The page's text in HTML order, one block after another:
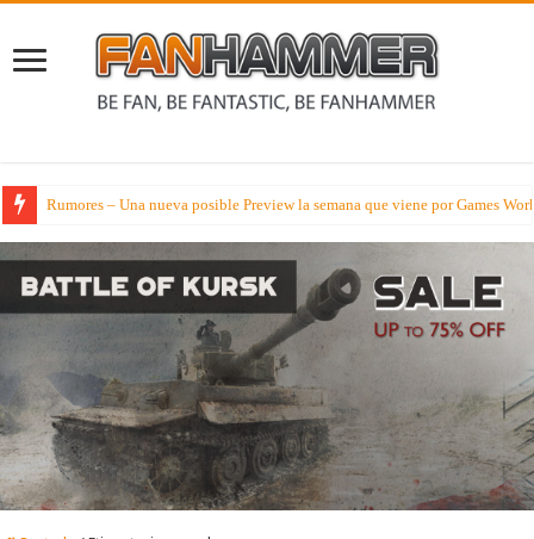
Rumores – Una nueva posible Preview la semana que viene por Games